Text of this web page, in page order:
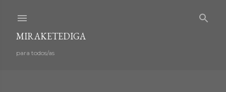
MIRAKETEDIGA
para todos/as